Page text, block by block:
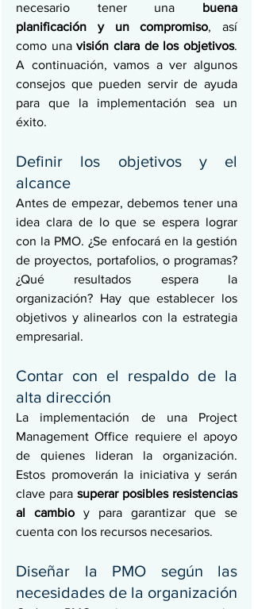
necesario tener una buena
planificación y un compromiso, así
como una visión clara de los objetivos.
A continuación, vamos a ver algunos
consejos que pueden servir de ayuda
para que la implementación sea un
éxito.
Definir los objetivos y el
alcance
Antes de empezar, debemos tener una
idea clara de lo que se espera lograr
con la PMO. ¿Se enfocará en la gestión
de proyectos, portafolios, o programas?
¿Qué resultados espera la
organización? Hay que establecer los
objetivos y alinearlos con la estrategia
empresarial.
Contar con el respaldo de la
alta dirección
La implementación de una Project
Management Office requiere el apoyo
de quienes lideran la organización.
Estos promoverán la iniciativa y serán
clave para superar posibles resistencias
al cambio y para garantizar que se
cuenta con los recursos necesarios.
Diseñar la PMO según las
necesidades de la organización